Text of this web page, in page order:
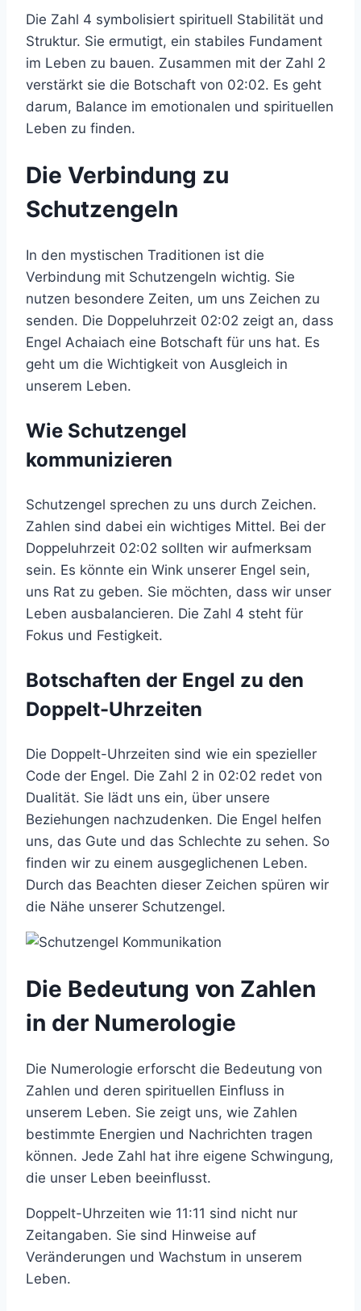
Die Zahl 4 symbolisiert spirituell Stabilität und
Struktur. Sie ermutigt, ein stabiles Fundament
im Leben zu bauen. Zusammen mit der Zahl 2
verstärkt sie die Botschaft von 02:02. Es geht
darum, Balance im emotionalen und spirituellen
Leben zu finden.
Die Verbindung zu
Schutzengeln
In den mystischen Traditionen ist die
Verbindung mit Schutzengeln wichtig. Sie
nutzen besondere Zeiten, um uns Zeichen zu
senden. Die Doppeluhrzeit 02:02 zeigt an, dass
Engel Achaiach eine Botschaft für uns hat. Es
geht um die Wichtigkeit von Ausgleich in
unserem Leben.
Wie Schutzengel
kommunizieren
Schutzengel sprechen zu uns durch Zeichen.
Zahlen sind dabei ein wichtiges Mittel. Bei der
Doppeluhrzeit 02:02 sollten wir aufmerksam
sein. Es könnte ein Wink unserer Engel sein,
uns Rat zu geben. Sie möchten, dass wir unser
Leben ausbalancieren. Die Zahl 4 steht für
Fokus und Festigkeit.
Botschaften der Engel zu den
Doppelt-Uhrzeiten
Die Doppelt-Uhrzeiten sind wie ein spezieller
Code der Engel. Die Zahl 2 in 02:02 redet von
Dualität. Sie lädt uns ein, über unsere
Beziehungen nachzudenken. Die Engel helfen
uns, das Gute und das Schlechte zu sehen. So
finden wir zu einem ausgeglichenen Leben.
Durch das Beachten dieser Zeichen spüren wir
die Nähe unserer Schutzengel.
Die Bedeutung von Zahlen
in der Numerologie
Die Numerologie erforscht die Bedeutung von
Zahlen und deren spirituellen Einfluss in
unserem Leben. Sie zeigt uns, wie Zahlen
bestimmte Energien und Nachrichten tragen
können. Jede Zahl hat ihre eigene Schwingung,
die unser Leben beeinflusst.
Doppelt-Uhrzeiten wie 11:11 sind nicht nur
Zeitangaben. Sie sind Hinweise auf
Veränderungen und Wachstum in unserem
Leben.